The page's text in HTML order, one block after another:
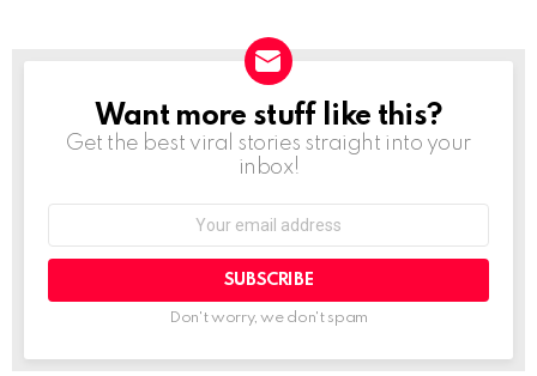
NEWSLETTER
Want more stuff like this?
Get the best viral stories straight into your
inbox!
Don't worry, we don't spam